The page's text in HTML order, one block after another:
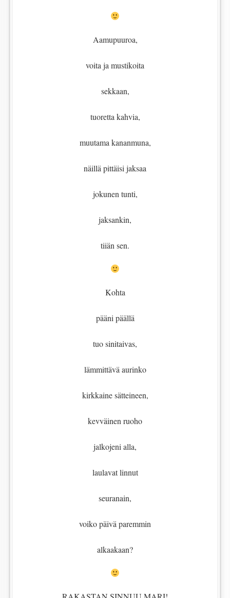
Aamupuuroa,
voita ja mustikoita
sekkaan,
tuoretta kahvia,
muutama kananmuna,
näillä pittäisi jaksaa
jokunen tunti,
jaksankin,
tiiän sen.
Kohta
pääni päällä
tuo sinitaivas,
lämmittävä aurinko
kirkkaine sätteineen,
kevväinen ruoho
jalkojeni alla,
laulavat linnut
seuranain,
voiko päivä paremmin
alkaakaan?